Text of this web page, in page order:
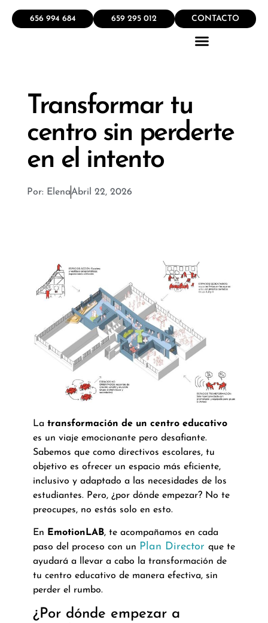
656 994 684 659 295 012 CONTACTO
Transformar tu
centro sin perderte
en el intento
Por: ElenaAbril 22, 2026
La transformación de un centro educativo
es un viaje emocionante pero desafiante.
Sabemos que como directivos escolares, tu
objetivo es ofrecer un espacio más eficiente,
inclusivo y adaptado a las necesidades de los
estudiantes. Pero, ¿por dónde empezar? No te
preocupes, no estás solo en esto.
En EmotionLAB, te acompañamos en cada
paso del proceso con un Plan Director que te
ayudará a llevar a cabo la transformación de
tu centro educativo de manera efectiva, sin
perder el rumbo.
¿Por dónde empezar a